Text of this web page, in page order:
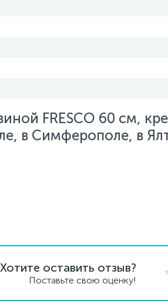
FRESCO 60 см,
в Симферополе, в
Хотите оставить отзыв?
Поставьте свою оценку!